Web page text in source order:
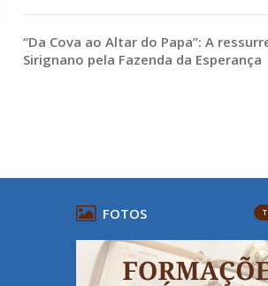
“Da Cova ao Altar do Papa”: A
Sirignano pela Fazenda da Esperança
FOTOS